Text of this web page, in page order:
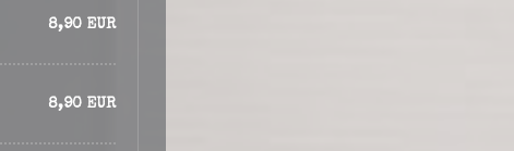
8,90 EUR
8,90 EUR